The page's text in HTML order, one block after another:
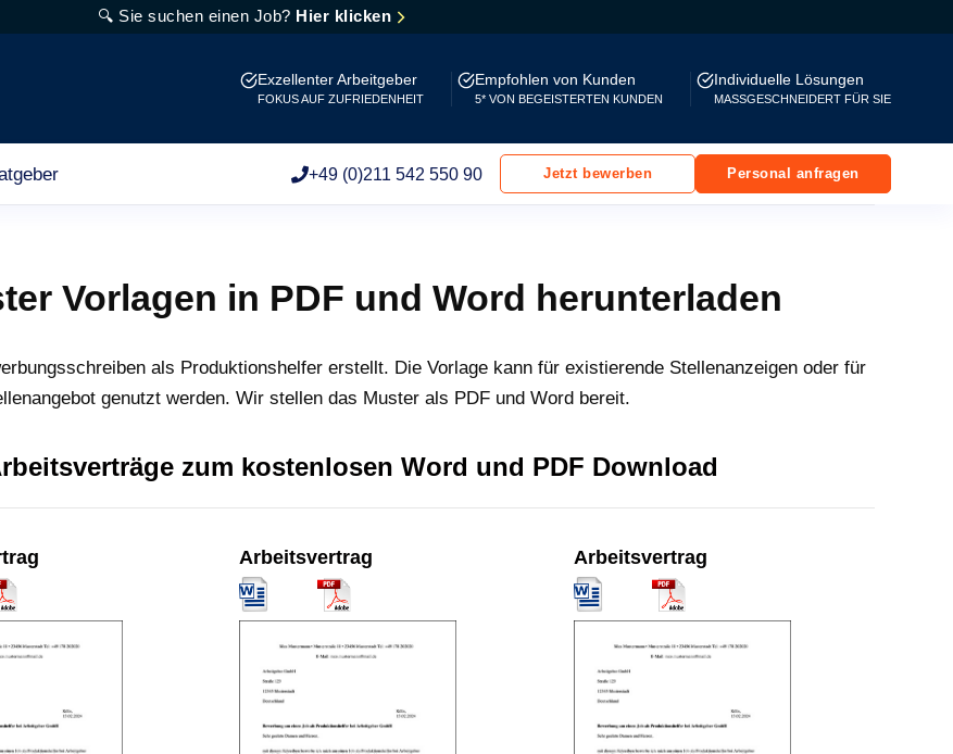
🔍 Sie suchen einen Job? Hier klicken
Exzellenter Arbeitgeber
FOKUS AUF ZUFRIEDENHEIT
Empfohlen von Kunden
5* VON BEGEISTERTEN KUNDEN
Individuelle Lösungen
MASSGESCHNEIDERT FÜR SIE
+49 (0)211 542 550 90 Jetzt bewerben Personal anfragen
Vorlagen in PDF und Word herunterladen
als Produktionshelfer erstellt. Die Vorlage kann für existierende Stellenanzeigen oder für
genutzt werden. Wir stellen das Muster als PDF und Word bereit.
zum kostenlosen Word und PDF Download
Arbeitsvertrag Arbeitsvertrag